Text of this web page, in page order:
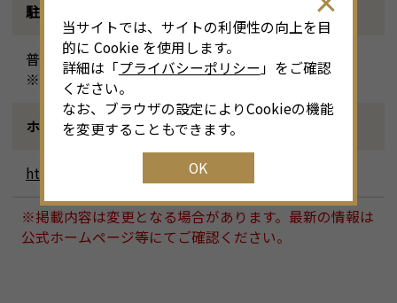
駐車場
普通車・駐車場有り
※有料公園施設・バス優先の予約専用駐車場（有料）
ホームページ
http://www.nakamura-park.com/
※掲載内容は変更となる場合があります。最新の情報は
公式ホームページ等にてご確認ください。
当サイトでは、サイトの利便性の向上を目
的に Cookie を使用します。
詳細は「プライバシーポリシー 」をご確認
ください。
なお、ブラウザの設定によりCookieの機能
を変更することもできます。
OK